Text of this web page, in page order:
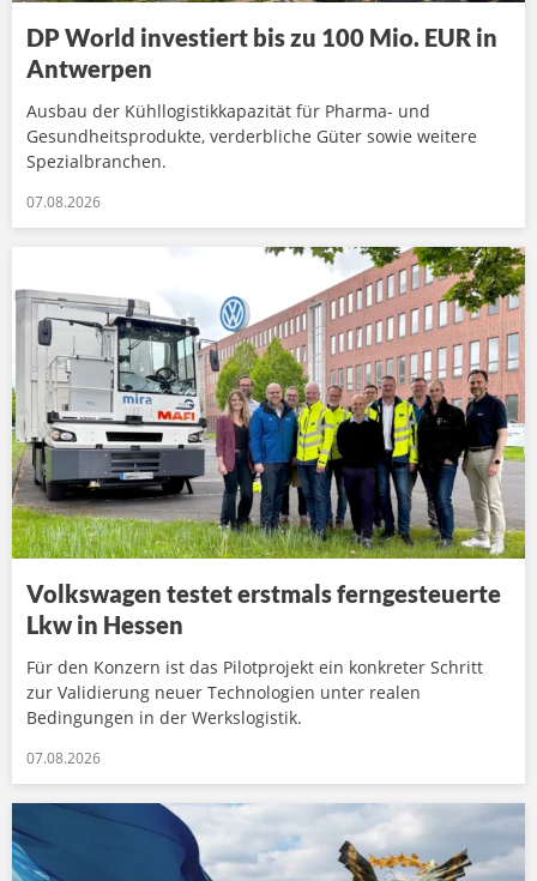
DP World investiert bis zu 100 Mio. EUR in
Antwerpen
Ausbau der Kühllogistikkapazität für Pharma- und
Gesundheitsprodukte, verderbliche Güter sowie weitere
Spezialbranchen.
07.08.2026
Volkswagen testet erstmals ferngesteuerte
Lkw in Hessen
Für den Konzern ist das Pilotprojekt ein konkreter Schritt
zur Validierung neuer Technologien unter realen
Bedingungen in der Werkslogistik.
07.08.2026